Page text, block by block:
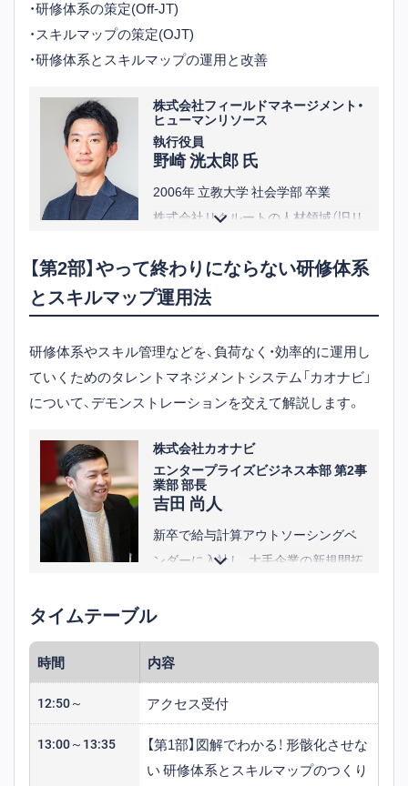
・研修体系の策定(Off-JT)
・スキルマップの策定(OJT)
・研修体系とスキルマップの運用と改善
株式会社フィールドマネージメント・
ヒューマンリソース
執行役員
野崎 洸太郎 氏
2006年 立教大学 社会学部 卒業
株式会社リクルートの人材領域（旧リ
て、法人営業、コンサルティング、新規
事業などに従事。新しい取り組みとし
てコンサルティングサービスの初の
マネタイズに成功。
また、マネージャーとして約60名規模
の組織の責任者を経験。そのほか
その後、フィールドマネージメント・
ヒューマンリソースに参画。
【第2部】やって終わりにならない研修体系
とスキルマップ運用法
研修体系やスキル管理などを、負荷なく・効率的に運用し
ていくためのタレントマネジメントシステム「カオナビ」
について、デモンストレーションを交えて解説します。
株式会社カオナビ
エンタープライズビジネス本部 第2事
業部 部長
吉田 尚人
新卒で給与計算アウトソーシングベ
ンダーに入社し、大手企業の新規開拓
に従事。
ドセールスとして新規セールスを担
当。大手企業向けセールスグループの
マネジメントを経験し、2025年4月よ
り現職。
タイムテーブル
時間 内容
12:50～ アクセス受付
13:00～13:35
【第1部】図解でわかる！ 形骸化させな
い 研修体系とスキルマップのつくり